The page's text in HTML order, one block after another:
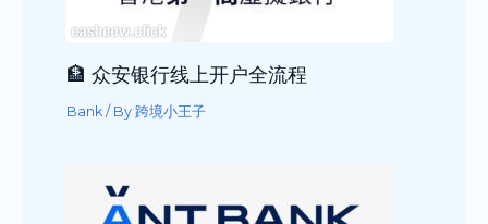
🏦 众安银行线上开户全流程
Bank / By跨境小王子